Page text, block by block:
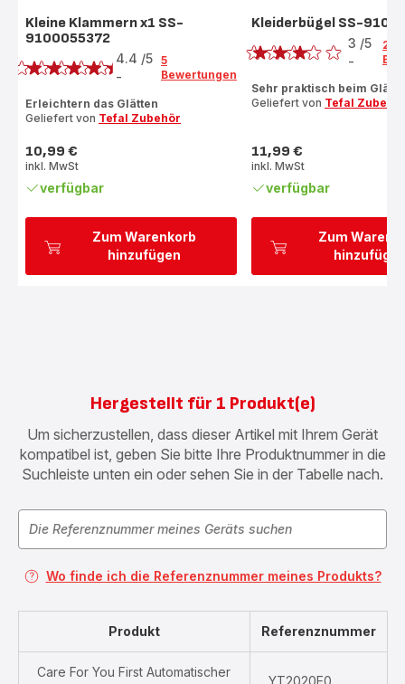
Zum Warenkorb
hinzufügen
Kleine Klammern x1 SS-
9100055372
Bewertung
4.4 /5
-
5
Bewertungen
Erleichtern das Glätten
Geliefert von Tefal Zubehör
Preis
10,99 €
inkl. MwSt
verfügbar
Zum
Kleiderbügel SS-
Bewertung
mit
3
3 /5
-
2
Sehr praktisch beim
Geliefert von Tefal
Preis
11,99 €
inkl. MwSt
verfügbar
Hergestellt für 1 Produkt(e)
Um sicherzustellen, dass dieser Artikel mit Ihrem Gerät
kompatibel ist, geben Sie bitte Ihre Produktnummer in die
Suchleiste unten ein oder sehen Sie in der Tabelle nach.
Wo finde ich die Referenznummer meines Produkts?
Produkt Referenznummer
Care For You First Automatischer
YT2020E0